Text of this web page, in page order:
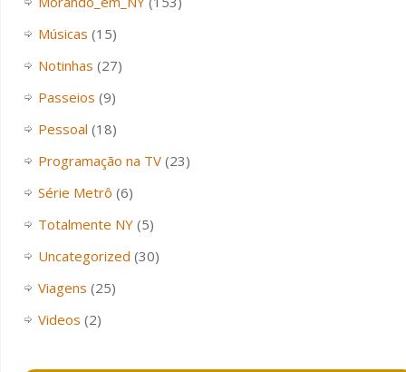
Músicas (15)
Notinhas (27)
Passeios (9)
Pessoal (18)
Programação na TV(23)
Série Metrô (6)
Totalmente NY(5)
Uncategorized (30)
Viagens (25)
Videos (2)